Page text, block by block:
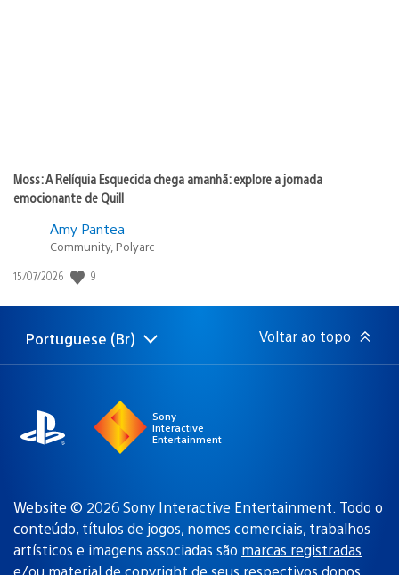
Moss: A Relíquia Esquecida chega amanhã: explore a jornada
emocionante de Quill
Amy Pantea
Community, Polyarc
Data
publicação:
15/07/2026 9
Selecione
Região
Portuguese (Br) Voltar ao topo
Sony
Interactive
Entertainment
Website © 2026 Sony Interactive Entertainment. Todo o
conteúdo, títulos de jogos, nomes comerciais, trabalhos
artísticos e imagens associadas são marcas registradas
e/ou material de copyright de seus respectivos donos